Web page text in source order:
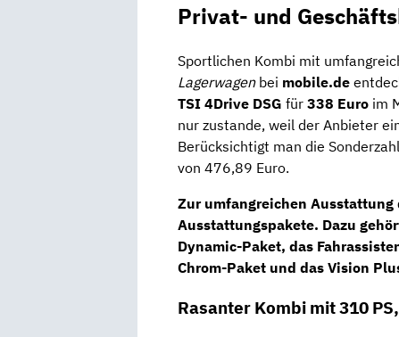
Privat- und
Sportlichen Kombi mit
Lagerwagenbei mobile.de
TSI 4Drive DSG für 338 Euro im
nur zustande, weil der Anbieter
Berücksichtigt man die
von 476,89 Euro.
Zur umfangreichen Ausstattung
Ausstattungspakete. Dazu
Dynamic-Paket, das
Chrom-Paket und das Vision
Rasanter Kombi mit 310